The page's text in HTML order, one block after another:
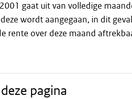
gaat uit van volledige
wordt aangegaan, in dit
rente over deze maand
pagina